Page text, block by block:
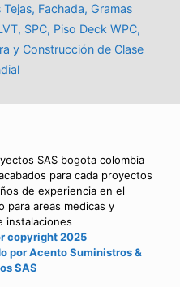
Fachada, Gramas
SPC, Piso Deck WPC,
y Construcción de Clase
copyright 2025
por Acento Suministros &
SAS